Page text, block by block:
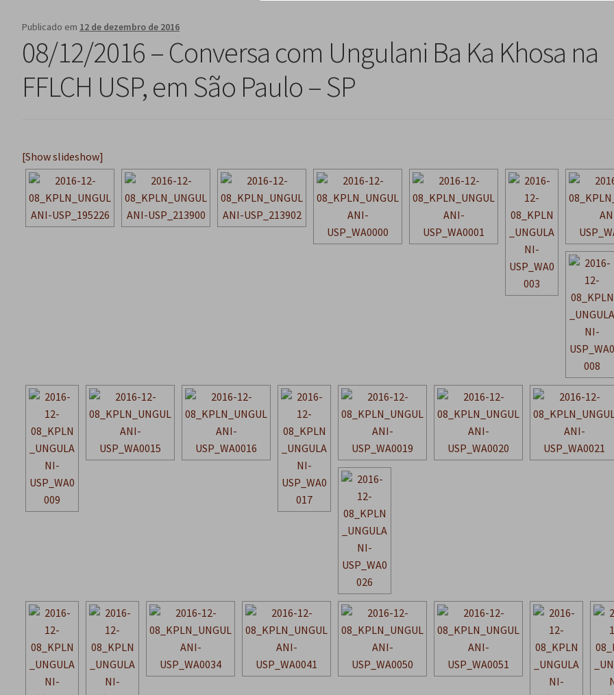
Publicado em 12 de dezembro de 2016
08/12/2016 – Conversa com Ungulani Ba Ka Khosa na
FFLCH USP, em São Paulo – SP
[Show slideshow]